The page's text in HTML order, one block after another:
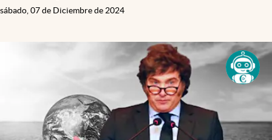
sábado, 07 de Diciembre de 2024